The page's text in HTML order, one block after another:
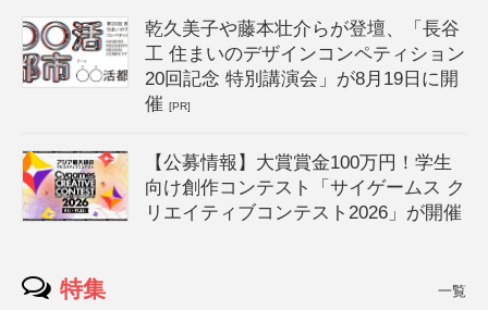
乾久美子や藤本壮介らが登壇、「長谷
工 住まいのデザインコンペティション
20回記念 特別講演会」が8月19日に開
催[PR]
【公募情報】大賞賞金100万円！学生
向け創作コンテスト「サイゲームス ク
リエイティブコンテスト2026」が開催
特集 一覧